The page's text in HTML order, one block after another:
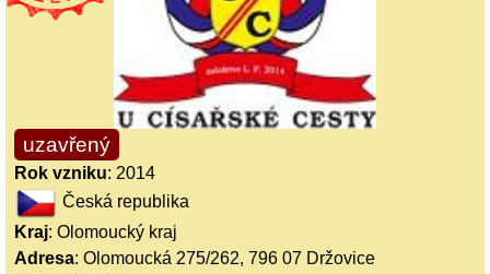
uzavřený
Rok vzniku: 2014
Česká republika
Kraj: Olomoucký kraj
Adresa: Olomoucká 275/262, 796 07 Držovice